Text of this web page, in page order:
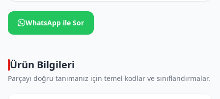
WhatsApp ile Sor
Ürün Bilgileri
Parçayı doğru tanımanız için temel kodlar ve sınıflandırmalar.